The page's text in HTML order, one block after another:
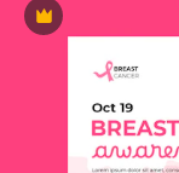
Premium